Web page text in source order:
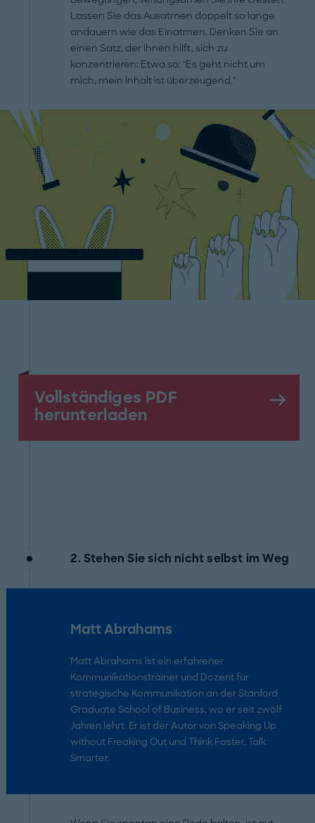
Lassen Sie das Ausatmen doppelt so lange
andauern wie das Einatmen. Denken Sie an
einen Satz, der Ihnen hilft, sich zu
konzentrieren: Etwa so: "Es geht nicht um
mich, mein Inhalt ist überzeugend."
Vollständiges PDF
herunterladen
2. Stehen Sie sich nicht selbst im Weg
Matt Abrahams
Matt Abrahams ist ein erfahrener
Kommunikationstrainer und Dozent für
strategische Kommunikation an der Stanford
Graduate School of Business, wo er seit zwölf
Jahren lehrt. Er ist der Autor von Speaking Up
without Freaking Out und Think Faster, Talk
Smarter.